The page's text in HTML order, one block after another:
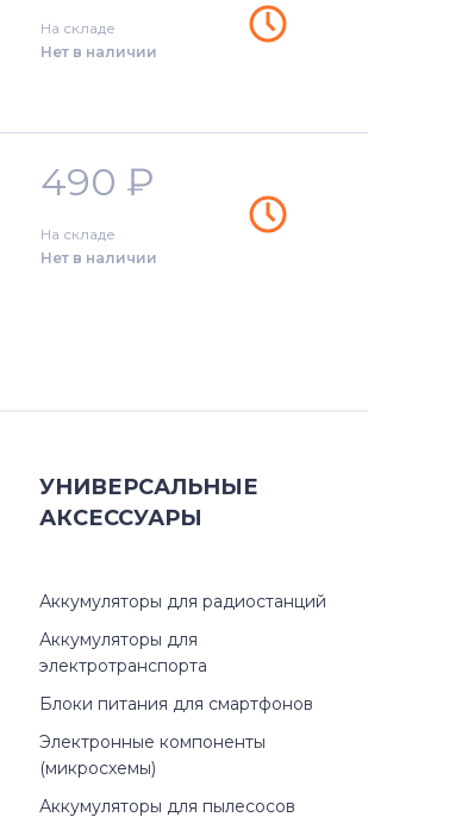
На складе
Нет в наличии
490 ₽
На складе
Нет в наличии
УНИВЕРСАЛЬНЫЕ
АКСЕССУАРЫ
Аккумуляторы для радиостанций
Аккумуляторы для
электротранспорта
Блоки питания для смартфонов
Электронные компоненты
(микросхемы)
Аккумуляторы для пылесосов